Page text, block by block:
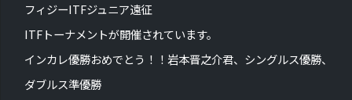
フィジーITFジュニア遠征
ITFトーナメントが開催されています。
インカレ優勝おめでとう！！岩本晋之介君、シングルス優勝、
ダブルス準優勝